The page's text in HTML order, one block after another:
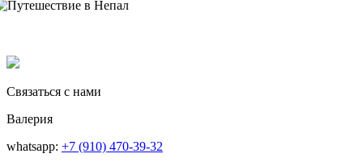
Связаться с нами
Валерия
whatsapp: +7 (910) 470-39-32